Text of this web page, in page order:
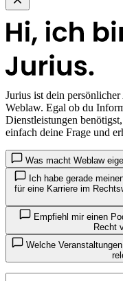
Jurius ist dein
Weblaw. Egal ob du
Dienstleistungen
einfach deine Frage und
Was macht Weblaw
Ich habe gerade meinen Abschluss gemacht und interessiere mich
für eine Karriere im
Empfiehl mir einen Podcast, der aktuelle Entwicklungen in KI im
Recht